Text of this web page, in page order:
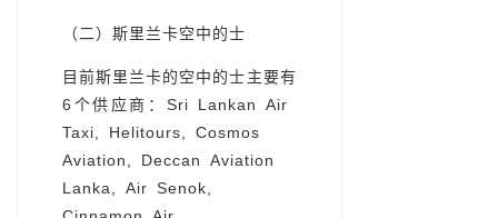
（二）斯里兰卡空中的士
目前斯里兰卡的空中的士主要有
6个供应商：Sri Lankan Air
Taxi, Helitours, Cosmos
Aviation, Deccan Aviation
Lanka, Air Senok,